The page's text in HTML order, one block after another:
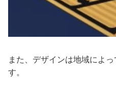
また、デザインは地域によ
す。